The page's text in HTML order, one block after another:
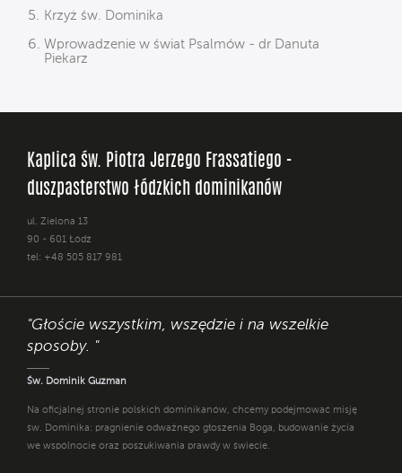
Krzyż św. Dominika
Wprowadzenie w świat Psalmów - dr Danuta
Piekarz
Kaplica św. Piotra Jerzego Frassatiego -
duszpasterstwo łódzkich dominikanów
ul. Zielona 13
90 - 601 Łódź
tel: +48 505 817 981
"Głoście wszystkim, wszędzie i na wszelkie
sposoby. "
Św. Dominik Guzman
Na oficjalnej stronie polskich dominikanów, chcemy podejmować misję
św. Dominika: pragnienie odważnego głoszenia Boga, budowanie życia
we wspólnocie oraz poszukiwania prawdy w świecie.